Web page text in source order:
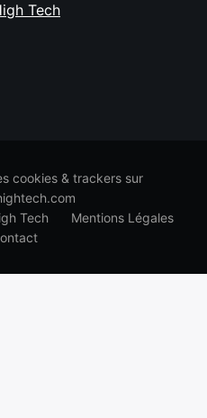
Tech
cookies & trackers sur
Tech
Mentions Légales